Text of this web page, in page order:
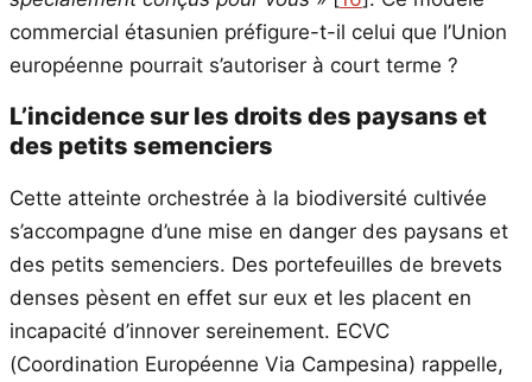
commercial étasunien préfigure-t-il celui que l’Union
européenne pourrait s’autoriser à court terme ?
L’incidence sur les droits des paysans et
des petits semenciers
Cette atteinte orchestrée à la biodiversité cultivée
s’accompagne d’une mise en danger des paysans et
des petits semenciers. Des portefeuilles de brevets
denses pèsent en effet sur eux et les placent en
incapacité d’innover sereinement. ECVC
(Coordination Européenne Via Campesina) rappelle,